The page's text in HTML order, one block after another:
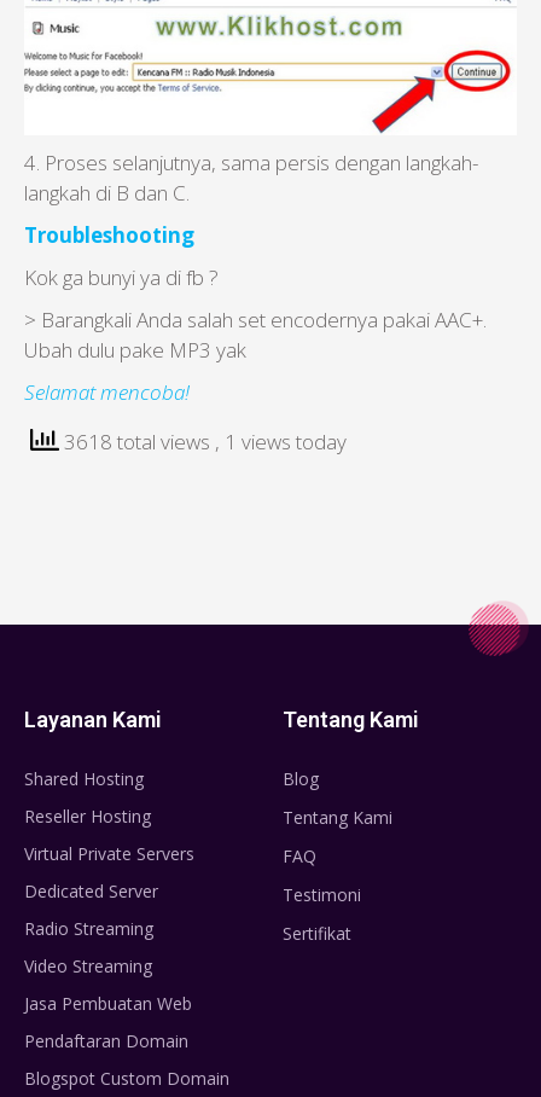
4. Proses selanjutnya, sama persis dengan langkah-
langkah di B dan C.
Troubleshooting
Kok ga bunyi ya di fb ?
> Barangkali Anda salah set encodernya pakai AAC+.
Ubah dulu pake MP3 yak
Selamat mencoba!
3618 total views , 1 views today
Layanan Kami
Shared Hosting
Reseller Hosting
Virtual Private Servers
Dedicated Server
Radio Streaming
Video Streaming
Jasa Pembuatan Web
Pendaftaran Domain
Blogspot Custom Domain
Tentang Kami
Blog
Tentang Kami
FAQ
Testimoni
Sertifikat